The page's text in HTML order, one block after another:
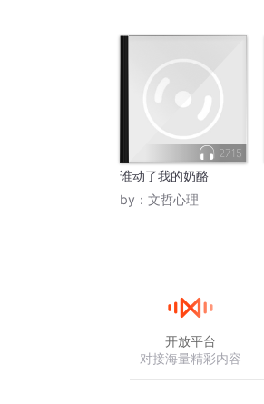
2715
谁动了我的奶酪
by： 文哲心理
开放平台
对接海量精彩内容